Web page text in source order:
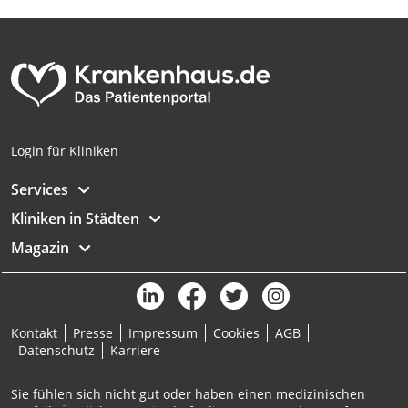
Login für Kliniken
Services
Kliniken in Städten
Magazin
Kontakt Presse Impressum Cookies
AGB
Datenschutz
Karriere
Sie fühlen sich nicht gut oder haben einen medizinischen
Analyse von Zielgruppen durch Statistiken
Entwicklung und Verbesserung der
Angebote
Verwendung reduzierter Daten zur Auswahl
von Inhalten
IAB-Besonderheiten:
Verwendung genauer Standortdaten
Geräte anhand von aktiv angeforderten
Informationen identifizieren
Nicht-IAB-Verarbeitungszwecke:
Notwendig
Funktional